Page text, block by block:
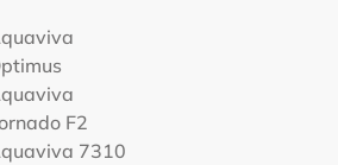
F2
7310